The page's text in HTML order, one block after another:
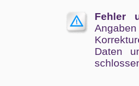
Fehler
Angaben
Da­ten